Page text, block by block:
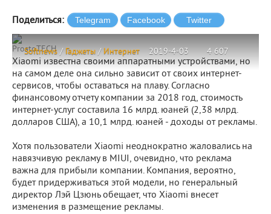
Поделиться:
Softnews / Гаджеты / Интернет 2019-4-03 4 607
ProstoTECH
Xiaomi известна своими аппаратными устройствами, но
на самом деле она сильно зависит от своих интернет-
сервисов, чтобы оставаться на плаву. Согласно
финансовому отчету компании за 2018 год, стоимость
интернет-услуг составила 16 млрд. юаней (2,38 млрд.
долларов США), а 10,1 млрд. юаней - доходы от рекламы.
Хотя пользователи Xiaomi неоднократно жаловались на
навязчивую рекламу в MIUI, очевидно, что реклама
важна для прибыли компании. Компания, вероятно,
будет придерживаться этой модели, но генеральный
директор Лэй Цзюнь обещает, что Xiaomi внесет
изменения в размещение рекламы.